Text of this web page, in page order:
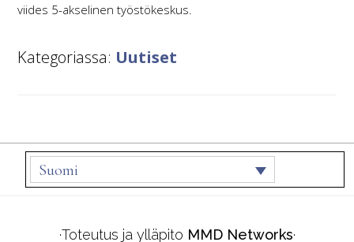
viides 5-akselinen työstökeskus.
Kategoriassa: Uutiset
Footer
Suomi
·Toteutus ja ylläpito MMD Networks·